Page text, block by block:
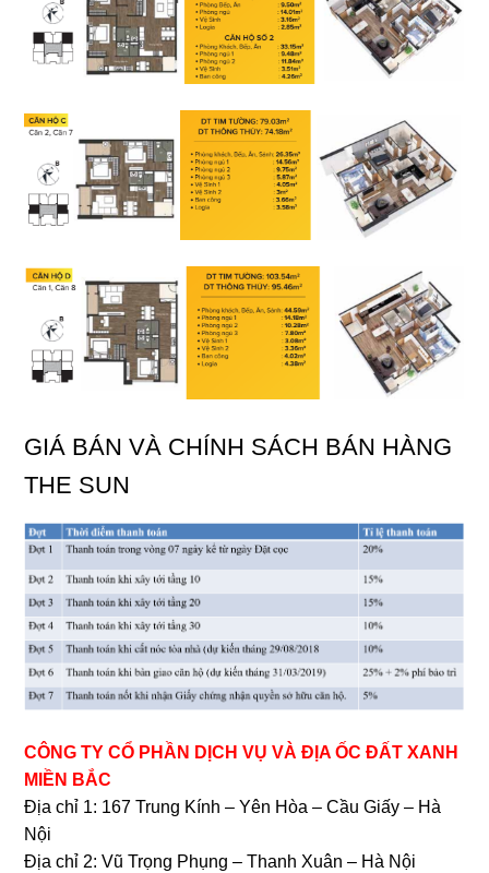
GIÁ BÁN VÀ CHÍNH SÁCH BÁN HÀNG
THE SUN
CÔNG TY CỔ PHẦN DỊCH VỤ VÀ ĐỊA ỐC ĐẤT XANH
MIỀN BẮC
Địa chỉ 1: 167 Trung Kính – Yên Hòa – Cầu Giấy – Hà
Nội
Địa chỉ 2: Vũ Trọng Phụng – Thanh Xuân – Hà Nội